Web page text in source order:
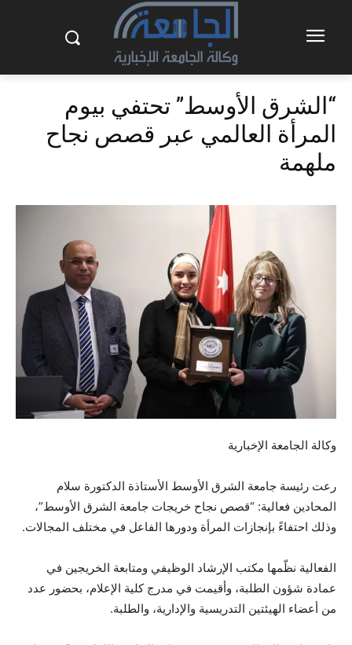
“الشرق الأوسط” تحتفي بيوم
المرأة العالمي عبر قصص نجاح
ملهمة
وكالة الجامعة الإخبارية
رعت رئيسة جامعة الشرق الأوسط الأستاذة الدكتورة سلام
المحادين فعالية: “قصص نجاح خريجات جامعة الشرق الأوسط”،
وذلك احتفاءً بإنجازات المرأة ودورها الفاعل في مختلف المجالات.
الفعالية نظّمها مكتب الإرشاد الوظيفي ومتابعة الخريجين في
عمادة شؤون الطلبة، وأقيمت في مدرج كلية الإعلام، بحضور عدد
من أعضاء الهيئتين التدريسية والإدارية، والطلبة.